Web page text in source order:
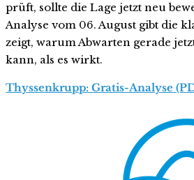
prüft, sollte die Lage jetzt neu
Analyse vom 06. August gibt die
zeigt, warum Abwarten gerade
kann, als es wirkt.
Thyssenkrupp: Gratis-Analyse